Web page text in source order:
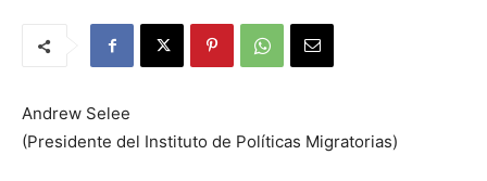
Andrew Selee
(Presidente del Instituto de Políticas Migratorias)